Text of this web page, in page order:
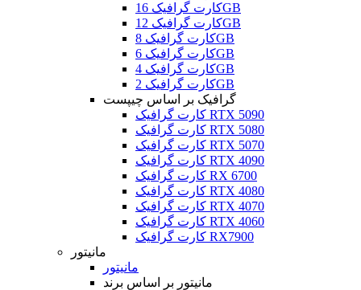
کارت گرافیک 16GB
کارت گرافیک 12GB
کارت گرافیک 8GB
کارت گرافیک 6GB
کارت گرافیک 4GB
کارت گرافیک 2GB
گرافیک بر اساس چیپست
کارت گرافیک RTX 5090
کارت گرافیک RTX 5080
کارت گرافیک RTX 5070
کارت گرافیک RTX 4090
کارت گرافیک RX 6700
کارت گرافیک RTX 4080
کارت گرافیک RTX 4070
کارت گرافیک RTX 4060
کارت گرافیک RX7900
مانیتور
مانیتور
مانیتور بر اساس برند